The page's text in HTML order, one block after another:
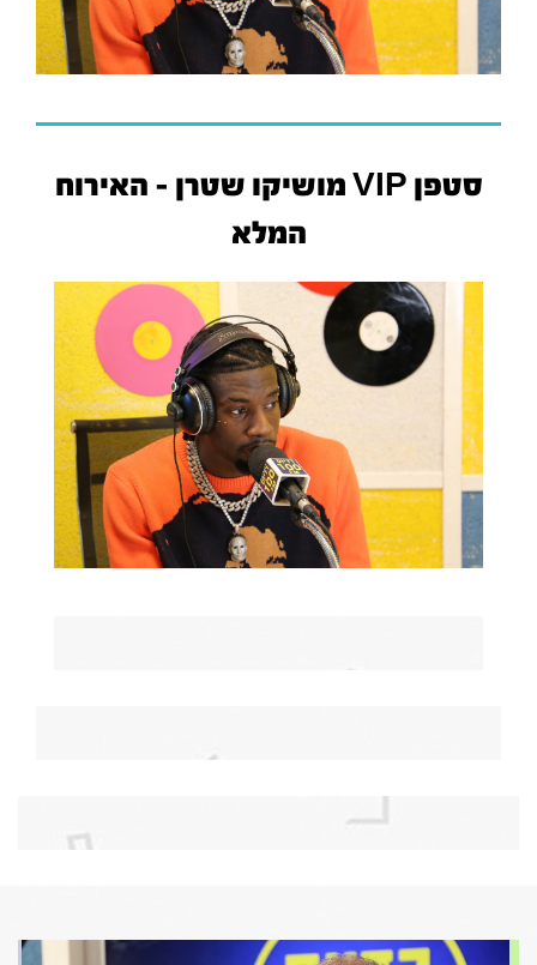
סטפן VIP מושיקו שטרן - האירוח
המלא